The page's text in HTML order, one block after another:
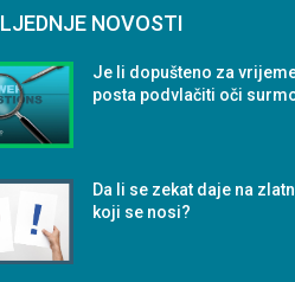
NOVOSTI
Je li dopušteno za
posta podvlačiti oči
Da li se zekat daje na
koji se nosi?